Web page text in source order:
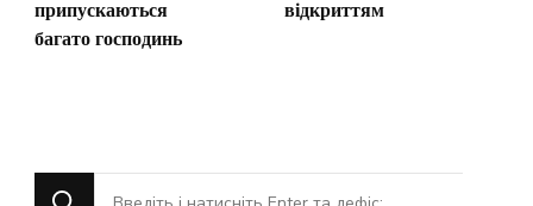
припускаються
багато господинь
відкриттям
Шукаєте